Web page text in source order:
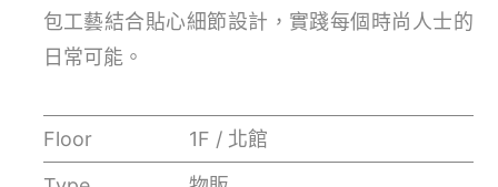
包工藝結合貼心細節設計，實踐每個時尚人士的
日常可能。
Floor
1F / 北館